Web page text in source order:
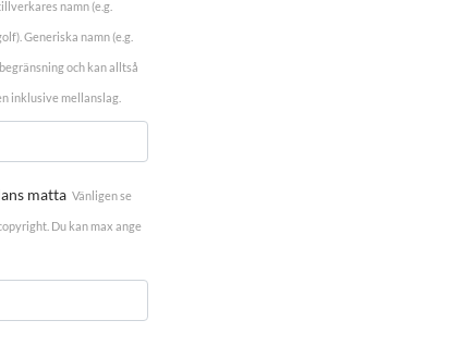
namn (e.g.
Generiska namn (e.g.
och kan alltså
inklusive mellanslag.
matta Vänligen se
Du kan max ange